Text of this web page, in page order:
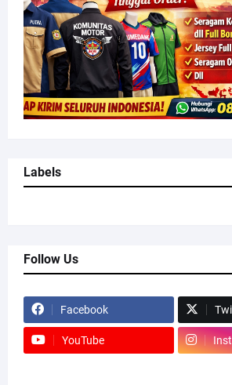
Labels
Follow Us
Facebook
YouTube